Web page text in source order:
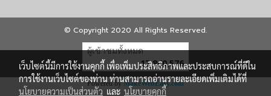
© Copyright 2020 All Rights Reserved.
ผู้เข้าชมทั้งหมด
17,860,576
Powered byMakeWebEasy.com
เว็บไซต์นี้มีการใช้งานคุกกี้ เพื่อเพิ่มประสิทธิภาพและประสบการณ์ที่ดีใน
การใช้งานเว็บไซต์ของท่าน ท่านสามารถอ่านรายละเอียดเพิ่มเติมได้ที่
นโยบายความเป็นส่วนตัว และ นโยบายคุกกี้